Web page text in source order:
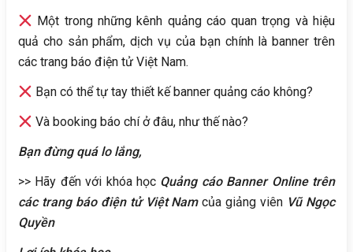
Một trong những kênh quảng cáo quan trọng và hiệu
quả cho sản phẩm, dịch vụ của bạn chính là banner trên
các trang báo điện tử Việt Nam.
Bạn có thể tự tay thiết kế banner quảng cáo không?
Và booking báo chí ở đâu, như thế nào?
Bạn đừng quá lo lắng,
>> Hãy đến với khóa học Quảng cáo Banner Online trên
các trang báo điện tử Việt Namcủa giảng viên Vũ Ngọc
Quyền